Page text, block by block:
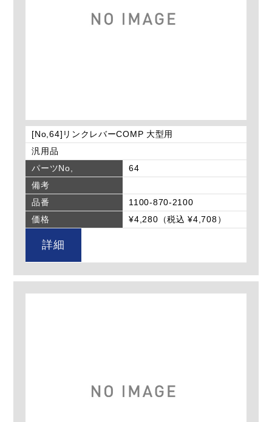
[No,64]リンクレバーCOMP 大型用
汎用品
パーツNo,
64
備考
品番
1100-870-2100
価格
¥4,280（税込 ¥4,708）
詳細